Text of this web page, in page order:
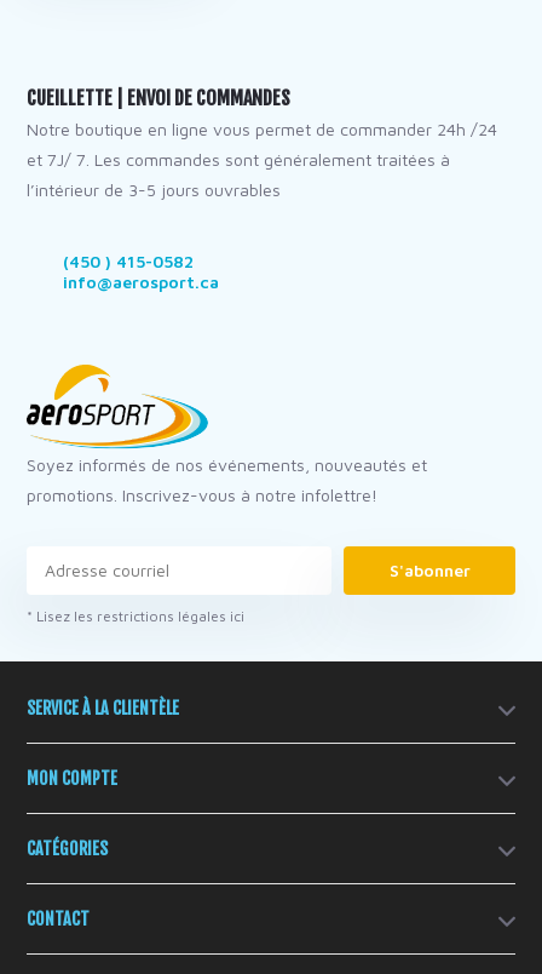
CUEILLETTE | ENVOI DE COMMANDES
Notre boutique en ligne vous permet de commander 24h /24
et 7J/ 7. Les commandes sont généralement traitées à
l’intérieur de 3-5 jours ouvrables
(450 ) 415-0582
info@aerosport.ca
Soyez informés de nos événements, nouveautés et
promotions. Inscrivez-vous à notre infolettre!
S'abonner
* Lisez les restrictions légales ici
SERVICE À LA CLIENTÈLE
MON COMPTE
CATÉGORIES
CONTACT